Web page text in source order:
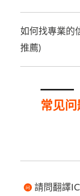
如何找專業的
推薦)
常见问
請問翻譯